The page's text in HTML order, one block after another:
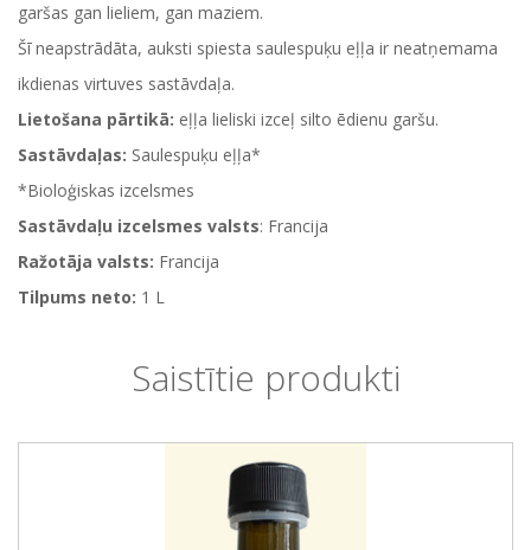
garšas gan lieliem, gan maziem.
Šī neapstrādāta, auksti spiesta saulespuķu eļļa ir neatņemama
ikdienas virtuves sastāvdaļa.
Lietošana pārtikā: eļļa lieliski izceļ silto ēdienu garšu.
Sastāvdaļas: Saulespuķu eļļa*
*Bioloģiskas izcelsmes
Sastāvdaļu izcelsmes valsts: Francija
Ražotāja valsts: Francija
Tilpums neto: 1 L
Saistītie produkti